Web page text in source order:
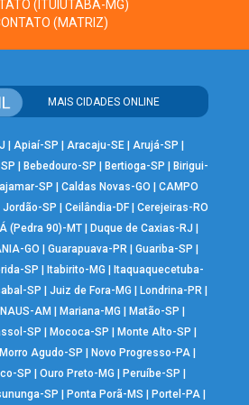
(ITUIUTABA-MG)
(MATRIZ)
MAIS CIDADES ONLINE
Apiaí-SP Aracaju-SE| Arujá-SP
Bebedouro-SP Bertioga-SP
Birigui-
SP |Caldas Novas-GO |CAMPO
SP Ceilândia-DF| Cerejeiras-RO
(Pedra 90)-MT| Duque de Caxias-RJ
GO |Guarapuava-PR |Guariba-SP
SP Itabirito-MG
Itaquaquecetuba-
SP |Juiz de Fora-MG Londrina-PR
AM Mariana-MG Matão-SP
SP Mococa-SP Monte Alto-SP
Morro Agudo-SP Novo Progresso-PA
SP |Ouro Preto-MG Peruíbe-SP
SP Ponta Porã-MS Portel-PA|